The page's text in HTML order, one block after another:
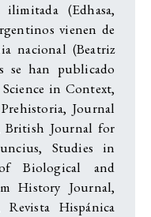
(Edhasa,
vienen de
nacional (Beatriz
se han publicado
in Context,
Journal
British Journal for
Studies in
Biological and
History Journal,
Hispánica